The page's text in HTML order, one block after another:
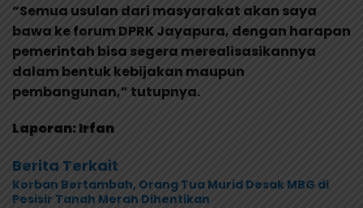
“Semua usulan dari masyarakat akan saya
bawa ke forum DPRK Jayapura, dengan harapan
pemerintah bisa segera merealisasikannya
dalam bentuk kebijakan maupun
pembangunan,” tutupnya.
Laporan: Irfan
Berita Terkait
Korban Bertambah, Orang Tua Murid Desak MBG di
Pesisir Tanah Merah Dihentikan